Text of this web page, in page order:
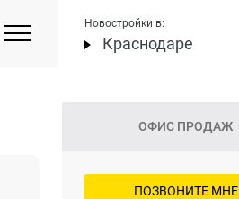
Новостройки в:
Краснодаре
ОФИС ПРОДАЖ
ПОЗВОНИТЕ МНЕ